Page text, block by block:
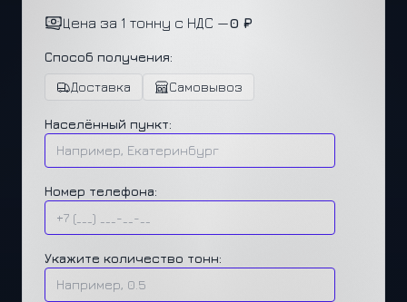
Цена за 1 тонну с НДС —0 ₽
Способ получения:
Доставка
Самовывоз
Населённый пункт:
Номер телефона:
Укажите количество тонн: